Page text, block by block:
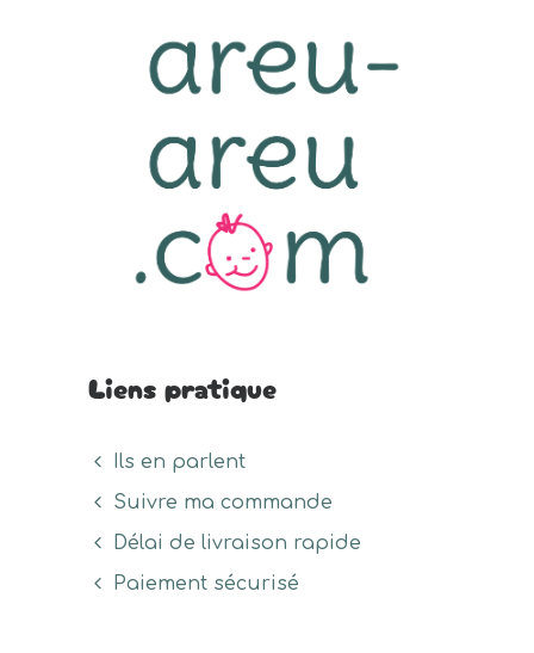
Liens pratique
Ils en parlent
Suivre ma commande
Délai de livraison rapide
Paiement sécurisé